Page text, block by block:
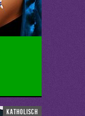
katholisch